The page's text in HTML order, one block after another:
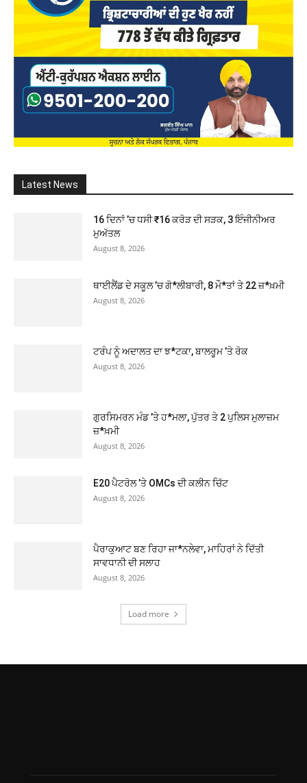
Latest News
16 ਦਿਨਾਂ ’ਚ ਧਸੀ ₹16 ਕਰੋੜ ਦੀ ਸੜਕ, 3 ਇੰਜੀਨੀਅਰ
ਮੁਅੱਤਲ
August 8, 2026
ਥਾਈਲੈਂਡ ਦੇ ਸਕੂਲ ’ਚ ਗੋ*ਲੀਬਾਰੀ, 8 ਮੌ*ਤਾਂ ਤੇ 22 ਜ਼*ਖ਼ਮੀ
August 8, 2026
ਟਰੰਪ ਨੂੰ ਅਦਾਲਤ ਦਾ ਝ*ਟਕਾ, ਬਾਲਰੂਮ ’ਤੇ ਰੋਕ
August 8, 2026
ਗੁਰਸਿਮਰਨ ਮੰਡ ’ਤੇ ਹ*ਮਲਾ, ਪੁੱਤਰ ਤੇ 2 ਪੁਲਿਸ ਮੁਲਾਜ਼ਮ
ਜ਼*ਖ਼ਮੀ
August 8, 2026
E20 ਪੈਟਰੋਲ ’ਤੇ OMCs ਦੀ ਕਲੀਨ ਚਿੱਟ
August 8, 2026
ਪੈਰਾਕੁਆਟ ਬਣ ਰਿਹਾ ਜਾ*ਨਲੇਵਾ, ਮਾਹਿਰਾਂ ਨੇ ਦਿੱਤੀ
ਸਾਵਧਾਨੀ ਦੀ ਸਲਾਹ
August 8, 2026
Load more